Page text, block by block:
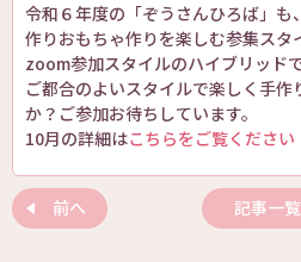
令和６年度の「ぞうさんひろば」
作りおもちゃ作りを楽しむ参集スタ
zoom参加スタイルのハイブリッドで
ご都合のよいスタイルで楽しく手
か？ご参加お待ちしています。
10月の詳細はこちらをご覧ください
前へ 記事一覧